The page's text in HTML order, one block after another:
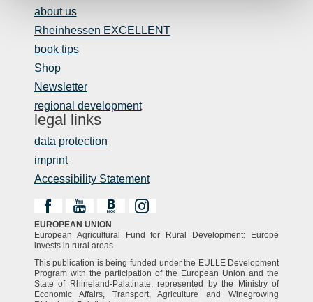
about us
Rheinhessen EXCELLENT
book tips
Shop
Newsletter
regional development
legal links
data protection
imprint
Accessibility Statement
EUROPEAN UNION
European Agricultural Fund for Rural Development: Europe
invests in rural areas
This publication is being funded under the EULLE Development
Program with the participation of the European Union and the
State of Rhineland-Palatinate, represented by the Ministry of
Economic Affairs, Transport, Agriculture and Winegrowing